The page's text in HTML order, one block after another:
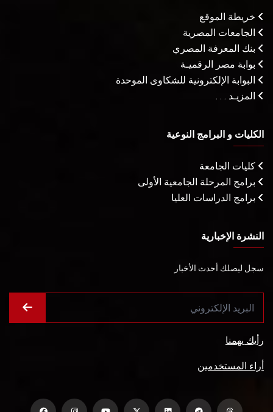
خريطة الموقع
الجامعات المصرية
بنك المعرفة المصري
بوابة مصر الرقميـة
البوابة الإلكترونية للشكاوى الموحدة
المزيـد . . .
الكليات و البرامج النوعية
كليات الجامعة
برامج المرحلة الجامعية الأولى
برامج الدراسات العليا
النشرة الإخبارية
سجل ليصلك أحدث الأخبار
رأيك يهمنا
أراء المستخدمين